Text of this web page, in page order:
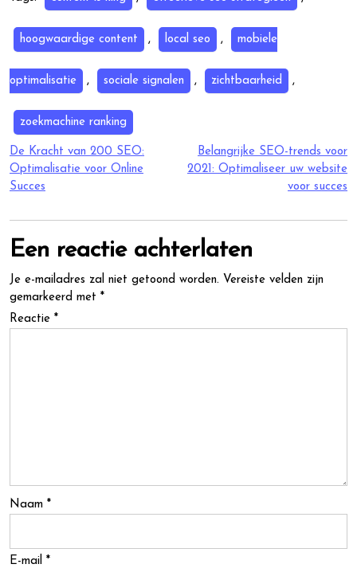
hoogwaardige content , local seo , mobiele
optimalisatie , sociale signalen , zichtbaarheid ,
zoekmachine ranking
Berichtnavigatie
De Kracht van 200 SEO:
Optimalisatie voor Online
Succes
Belangrijke SEO-trends voor
2021: Optimaliseer uw website
voor succes
Een reactie achterlaten
Je e-mailadres zal niet getoond worden. Vereiste velden zijn
gemarkeerd met *
Reactie *
Naam *
E-mail *